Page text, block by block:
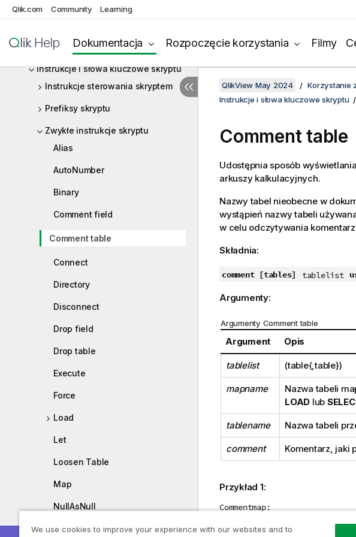
Qlik.com Community Learning
Dokumentacja Rozpoczęcie korzystania Filmy
Składnia skryptów i funkcje wykresów
Funkcje
Instrukcje i słowa kluczowe skryptu
Instrukcje sterowania skryptem
Prefiksy skryptu
Zwykłe instrukcje skryptu
Alias
AutoNumber
Binary
Comment field
Comment table
Connect
Directory
Disconnect
Drop field
Drop table
Execute
Force
Load
Let
Loosen Table
Map
NullAsNull
NullAsValue
QlikView May 2024 Korzystanie
Instrukcje i słowa kluczowe skryptu
Comment table
Udostępnia sposób
arkuszy kalkulacyjnych.
Nazwy tabel nieobecne w
wystąpień nazwy tabeli
w celu odczytywania
Składnia:
comment [tables] tablelist
Argumenty:
Argumenty Comment table
Argument Opis
tablelist (table{,table})
mapname
Nazwa tabeli
LOAD lub
tablename Nazwa tabeli
comment Komentarz, jaki
Przykład 1:
Commentmap:
mapping LOAD * inline [
We use cookies to improve your experience with our websites and to